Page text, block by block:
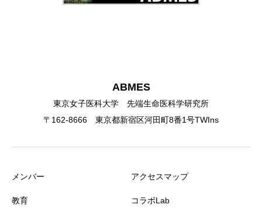
ABMES
東京女子医科大学 先端生命医科学研究所
〒162-8666 東京都新宿区河田町8番1号TWIns
メンバー
教育
アクセスマップ
コラボLab